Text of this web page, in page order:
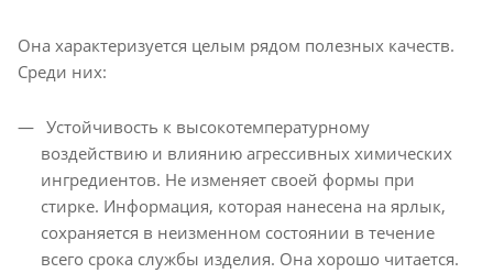
Она характеризуется целым рядом полезных качеств.
Среди них:
Устойчивость к высокотемпературному
воздействию и влиянию агрессивных химических
ингредиентов. Не изменяет своей формы при
стирке. Информация, которая нанесена на ярлык,
сохраняется в неизменном состоянии в течение
всего срока службы изделия. Она хорошо читается.